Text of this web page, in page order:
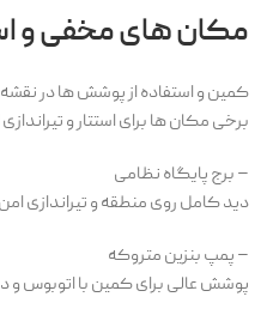
مکان های مخفی و
برخی مکان ها برای استتار و
– برج پایگاه نظامی
دید کامل روی منطقه و تیراندازی امن
– پمپ بنزین متروکه
پوشش عالی برای کمین با اتوبوس و